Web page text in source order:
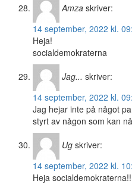
Amza skriver:
14 september, 2022 kl.
Heja!
socialdemokraterna
Jag... skriver:
14 september, 2022 kl.
Jag hejar inte på något
styrt av någon som kan
Ug skriver:
14 september, 2022 kl.
Heja